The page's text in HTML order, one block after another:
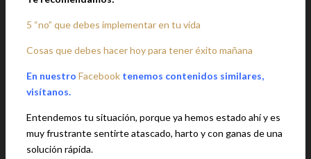
5 “no” que debes implementar en tu vida
Cosas que debes hacer hoy para tener éxito mañana
En nuestro Facebook tenemos contenidos similares,
visítanos.
Entendemos tu situación, porque ya hemos estado ahí y es
muy frustrante sentirte atascado, harto y con ganas de una
solución rápida.